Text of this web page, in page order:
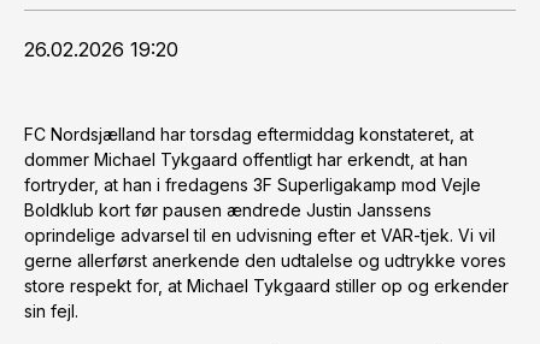
26.02.2026 19:20
FC Nordsjælland har torsdag eftermiddag konstateret, at
dommer Michael Tykgaard offentligt har erkendt, at han
fortryder, at han i fredagens 3F Superligakamp mod Vejle
Boldklub kort før pausen ændrede Justin Janssens
oprindelige advarsel til en udvisning efter et VAR-tjek. Vi vil
gerne allerførst anerkende den udtalelse og udtrykke vores
store respekt for, at Michael Tykgaard stiller op og erkender
sin fejl.